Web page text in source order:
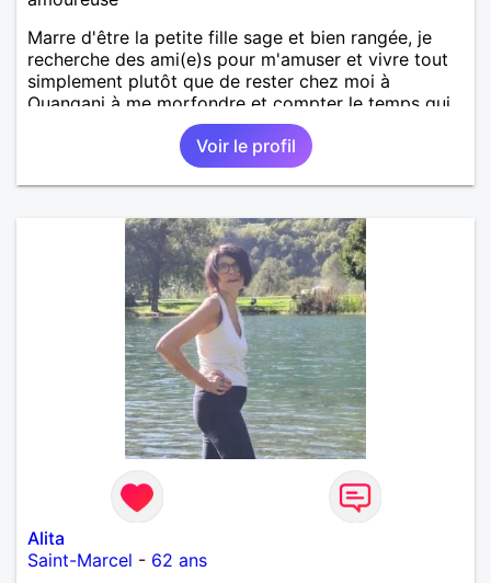
Marre d'être la petite fille sage et bien rangée, je
recherche des ami(e)s pour m'amuser et vivre tout
simplement plutôt que de rester chez moi à
Ouangani à me morfondre et compter le temps qui
Voir le profil
Alita
Saint-Marcel - 62 ans